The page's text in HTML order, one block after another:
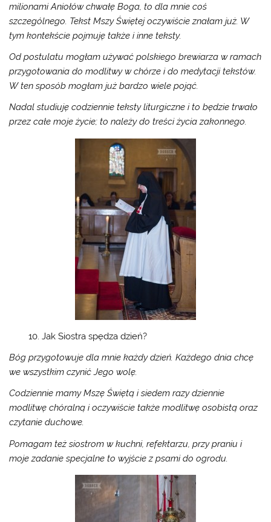
milionami Aniołów chwałę Boga, to dla mnie coś
szczególnego. Tekst Mszy Świętej oczywiście znałam już. W
tym kontekście pojmuję także i inne teksty.
Od postulatu mogłam używać polskiego brewiarza w ramach
przygotowania do modlitwy w chórze i do medytacji tekstów.
W ten sposób mogłam już bardzo wiele pojąć.
Nadal studiuję codziennie teksty liturgiczne i to będzie trwało
przez całe moje życie; to należy do treści życia zakonnego.
10. Jak Siostra spędza dzień?
Bóg przygotowuje dla mnie każdy dzień. Każdego dnia chcę
we wszystkim czynić Jego wolę.
Codziennie mamy Mszę Świętą i siedem razy dziennie
modlitwę chóralną i oczywiście także modlitwę osobistą oraz
czytanie duchowe.
Pomagam też siostrom w kuchni, refektarzu, przy praniu i
moje zadanie specjalne to wyjście z psami do ogrodu.